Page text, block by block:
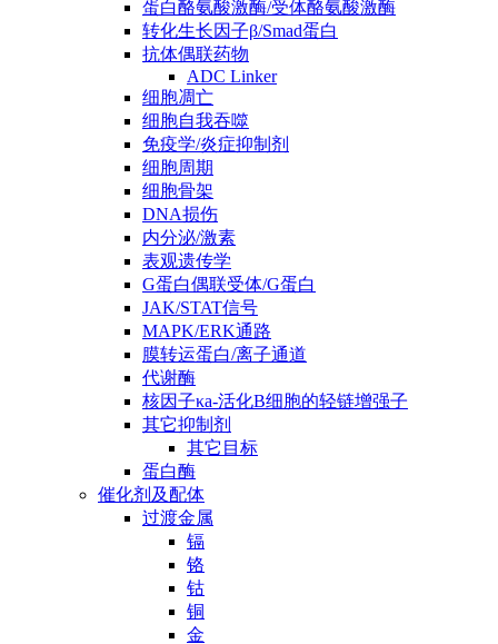
蛋白酪氨酸激酶/受体酪氨酸激酶
转化生长因子β/Smad蛋白
抗体偶联药物
ADC Linker
细胞凋亡
细胞自我吞噬
免疫学/炎症抑制剂
细胞周期
细胞骨架
DNA损伤
内分泌/激素
表观遗传学
G蛋白偶联受体/G蛋白
JAK/STAT信号
MAPK/ERK通路
膜转运蛋白/离子通道
代谢酶
核因子κa-活化B细胞的轻链增强子
其它抑制剂
其它目标
蛋白酶
催化剂及配体
过渡金属
镉
铬
钴
铜
金